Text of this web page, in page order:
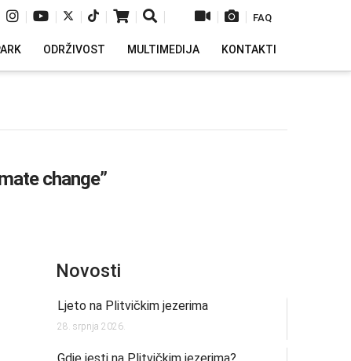
| | | | | | | | FAQ
ODRŽIVOST MULTIMEDIJA KONTAKTI
change”
Novosti
Ljeto na Plitvičkim jezerima
28. srpnja 2026.